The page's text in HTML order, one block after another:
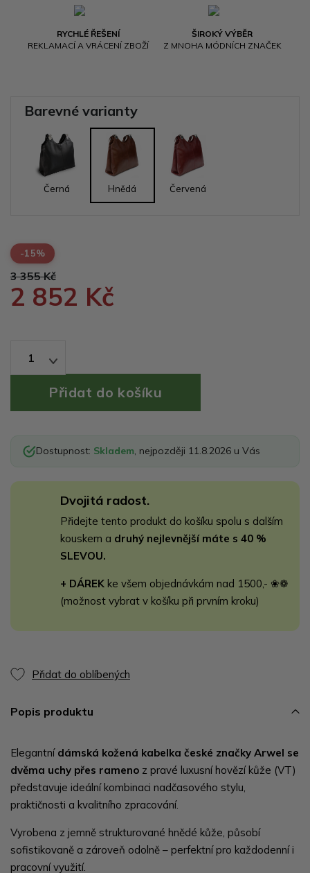
RYCHLÉ ŘEŠENÍ
REKLAMACÍ A VRÁCENÍ ZBOŽÍ
ŠIROKÝ VÝBĚR
Z MNOHA MÓDNÍCH ZNAČEK
Barevné varianty
Černá Hnědá Červená
-15%
3 355 Kč
2 852 Kč
1
Dostupnost: Skladem, nejpozději 11.8.2026 u Vás
Dvojitá radost.
Přidejte tento produkt do košíku spolu s dalším
kouskem a druhý nejlevnější máte s 40 %
SLEVOU.
+ DÁREK ke všem objednávkám nad 1500,- ❀❁
(možnost vybrat v košíku při prvním kroku)
Přidat do oblíbených
Popis produktu
Elegantní dámská kožená kabelka české značky Arwel se
dvěma uchy přes rameno z pravé luxusní hovězí kůže (VT)
představuje ideální kombinaci nadčasového stylu,
praktičnosti a kvalitního zpracování.
Vyrobena z jemně strukturované hnědé kůže, působí
sofistikovaně a zároveň odolně – perfektní pro každodenní i
pracovní využití.